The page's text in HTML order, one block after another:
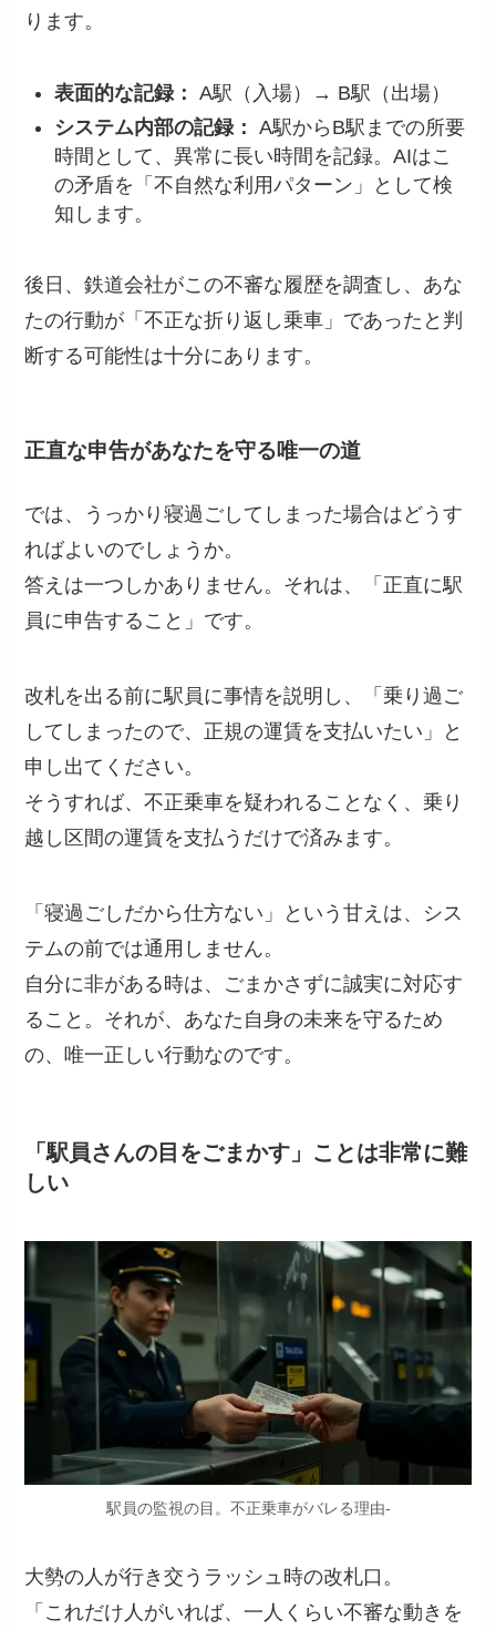
ります。
表面的な記録： A駅（入場）→ B駅（出場）
システム内部の記録： A駅からB駅までの所要
時間として、異常に長い時間を記録。AIはこ
の矛盾を「不自然な利用パターン」として検
知します。
後日、鉄道会社がこの不審な履歴を調査し、あな
たの行動が「不正な折り返し乗車」であったと判
断する可能性は十分にあります。
正直な申告があなたを守る唯一の道
では、うっかり寝過ごしてしまった場合はどうす
ればよいのでしょうか。
答えは一つしかありません。それは、「正直に駅
員に申告すること」です。
改札を出る前に駅員に事情を説明し、「乗り過ご
してしまったので、正規の運賃を支払いたい」と
申し出てください。
そうすれば、不正乗車を疑われることなく、乗り
越し区間の運賃を支払うだけで済みます。
「寝過ごしだから仕方ない」という甘えは、シス
テムの前では通用しません。
自分に非がある時は、ごまかさずに誠実に対応す
ること。それが、あなた自身の未来を守るため
の、唯一正しい行動なのです。
「駅員さんの目をごまかす」ことは非常に難
しい
駅員の監視の目。不正乗車がバレる理由-
大勢の人が行き交うラッシュ時の改札口。
「これだけ人がいれば、一人くらい不審な動きを